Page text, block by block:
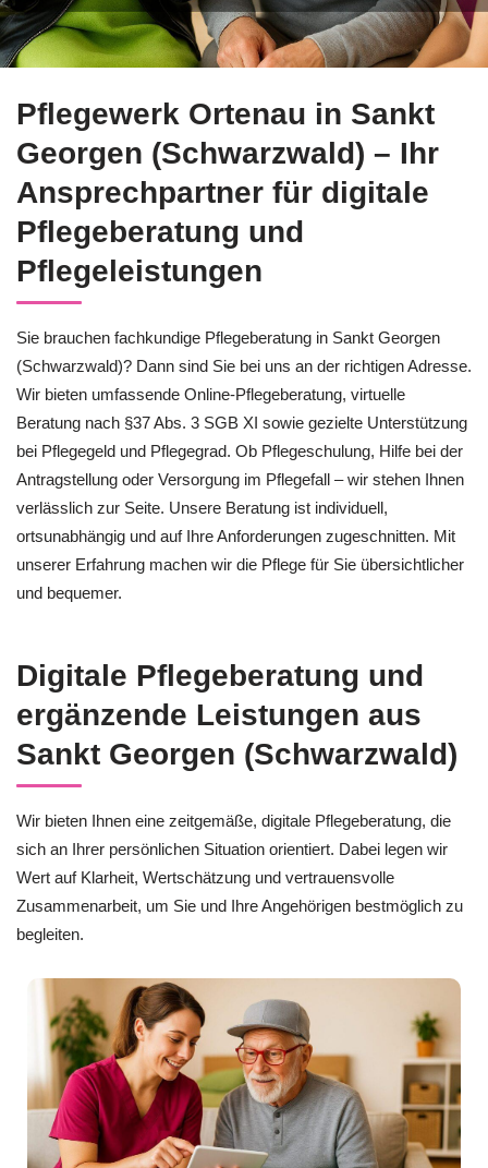
Pflegewerk Ortenau in Sankt
Georgen (Schwarzwald) – Ihr
Ansprechpartner für digitale
Pflegeberatung und
Pflegeleistungen
Sie brauchen fachkundige Pflegeberatung in Sankt Georgen
(Schwarzwald)? Dann sind Sie bei uns an der richtigen Adresse.
Wir bieten umfassende Online-Pflegeberatung, virtuelle
Beratung nach §37 Abs. 3 SGB XI sowie gezielte Unterstützung
bei Pflegegeld und Pflegegrad. Ob Pflegeschulung, Hilfe bei der
Antragstellung oder Versorgung im Pflegefall – wir stehen Ihnen
verlässlich zur Seite. Unsere Beratung ist individuell,
ortsunabhängig und auf Ihre Anforderungen zugeschnitten. Mit
unserer Erfahrung machen wir die Pflege für Sie übersichtlicher
und bequemer.
Digitale Pflegeberatung und
ergänzende Leistungen aus
Sankt Georgen (Schwarzwald)
Wir bieten Ihnen eine zeitgemäße, digitale Pflegeberatung, die
sich an Ihrer persönlichen Situation orientiert. Dabei legen wir
Wert auf Klarheit, Wertschätzung und vertrauensvolle
Zusammenarbeit, um Sie und Ihre Angehörigen bestmöglich zu
begleiten.